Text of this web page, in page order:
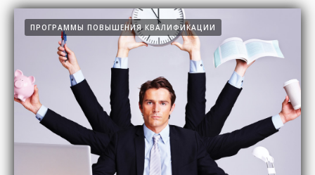
ПРОГРАММЫ ПОВЫШЕНИЯ КВАЛИФИКАЦИИ